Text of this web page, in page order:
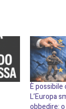
È possibile
L’Europa